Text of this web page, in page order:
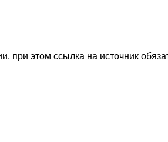
при этом ссылка на источник